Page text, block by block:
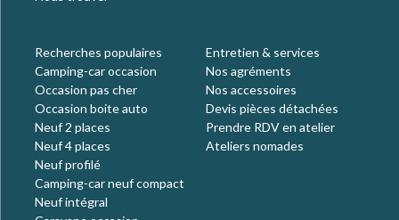
Recherches populaires
Camping-car occasion
Occasion pas cher
Occasion boite auto
Neuf 2 places
Neuf 4 places
Neuf profilé
Camping-car neuf compact
Neuf intégral
Entretien & services
Nos agréments
Nos accessoires
Devis pièces détachées
Prendre RDV en atelier
Ateliers nomades